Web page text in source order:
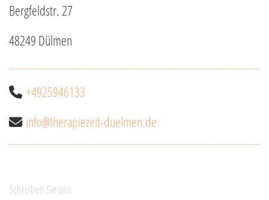
Bergfeldstr. 27
48249 Dülmen
 +4925946133
 info@therapiezeit-duelmen.de
Schreiben Sie uns